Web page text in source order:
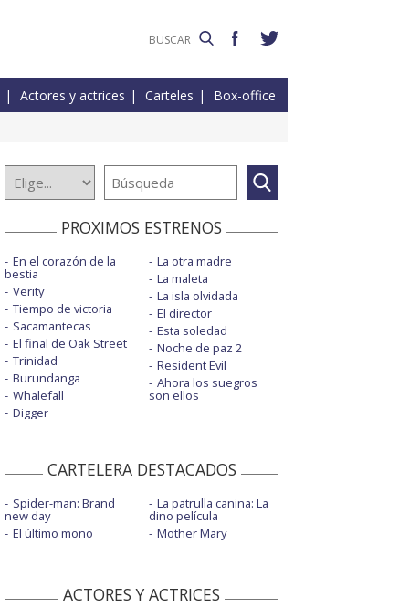
Actores y actrices Carteles Box-office
PROXIMOS ESTRENOS
En el corazón de la
bestia
Verity
Tiempo de victoria
Sacamantecas
El final de Oak Street
Trinidad
Burundanga
Whalefall
Digger
La otra madre
La maleta
La isla olvidada
El director
Esta soledad
Noche de paz 2
Resident Evil
Ahora los suegros
son ellos
CARTELERA DESTACADOS
Spider-man: Brand
new day
El último mono
La patrulla canina: La
dino película
Mother Mary
ACTORES Y ACTRICES